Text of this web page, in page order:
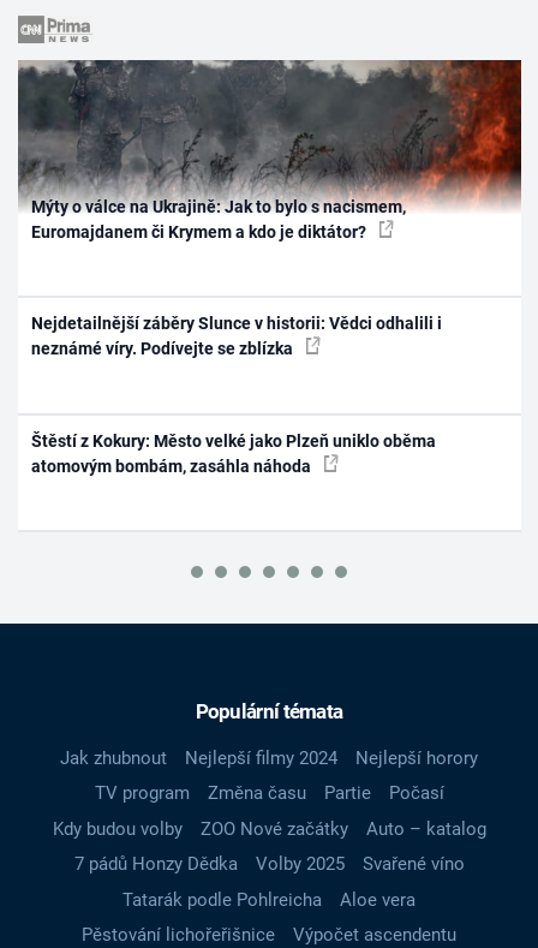
Mýty o válce na Ukrajině: Jak to bylo s nacismem,
Euromajdanem či Krymem a kdo je diktátor?
Nejdetailnější záběry Slunce v historii: Vědci odhalili i
neznámé víry. Podívejte se zblízka
Štěstí z Kokury: Město velké jako Plzeň uniklo oběma
atomovým bombám, zasáhla náhoda
Populární témata
Jak zhubnout Nejlepší filmy 2024
Nejlepší horory
TV program
Změna času Partie
Počasí
Kdy budou volby
ZOO Nové začátky
Auto – katalog
7 pádů Honzy Dědka
Volby 2025
Svařené víno
Tatarák podle Pohlreicha
Aloe vera
Pěstování lichořeřišnice
Výpočet ascendentu